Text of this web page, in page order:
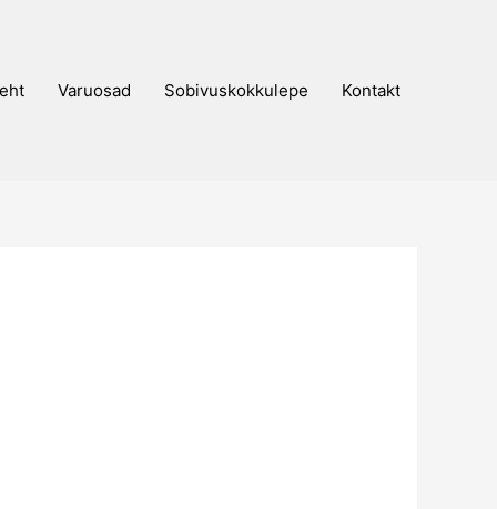
Varuosad Sobivuskokkulepe Kontakt